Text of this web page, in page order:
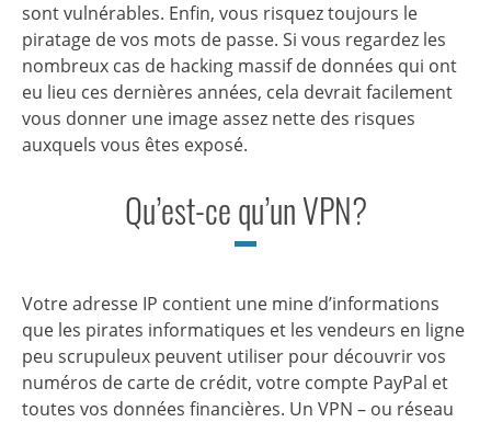
sont vulnérables. Enfin, vous risquez toujours le
piratage de vos mots de passe. Si vous regardez les
nombreux cas de hacking massif de données qui ont
eu lieu ces dernières années, cela devrait facilement
vous donner une image assez nette des risques
auxquels vous êtes exposé.
Qu’est-ce qu’un VPN?
Votre adresse IP contient une mine d’informations
que les pirates informatiques et les vendeurs en ligne
peu scrupuleux peuvent utiliser pour découvrir vos
numéros de carte de crédit, votre compte PayPal et
toutes vos données financières. Un VPN – ou réseau